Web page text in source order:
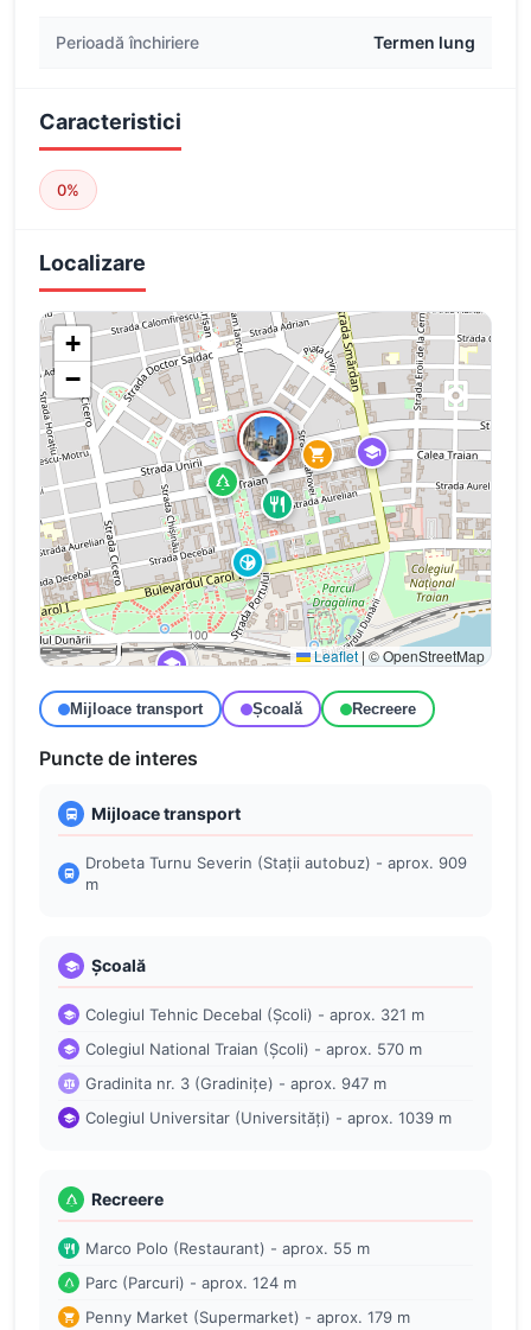
Perioadă închiriere Termen lung
Caracteristici
0%
Localizare
+
−
Leaflet | © OpenStreetMap
Mijloace transport Școală Recreere
Puncte de interes
Mijloace transport
Drobeta Turnu Severin (Stații autobuz) - aprox. 909
m
Școală
Colegiul Tehnic Decebal (Școli) - aprox. 321 m
Colegiul National Traian (Școli) - aprox. 570 m
Gradinita nr. 3 (Gradinițe) - aprox. 947 m
Colegiul Universitar (Universități) - aprox. 1039 m
Recreere
Marco Polo (Restaurant) - aprox. 55 m
Parc (Parcuri) - aprox. 124 m
Penny Market (Supermarket) - aprox. 179 m